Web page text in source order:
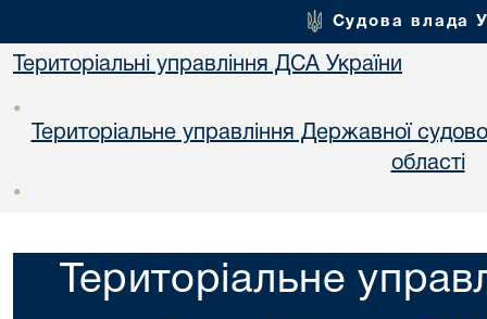
Судова влада
Територіальні управління ДСА України
•
Територіальне управління Державної
областi
•
Територіальне